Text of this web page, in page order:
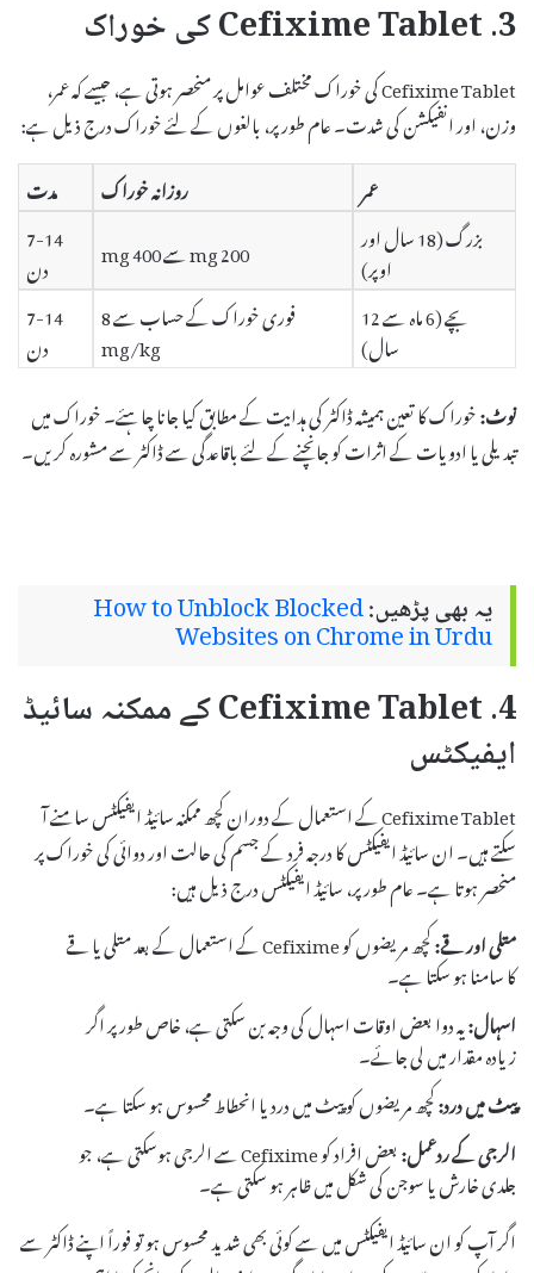
3. Cefixime Tablet کی خوراک
Cefixime Tablet کی خوراک مختلف عوامل پر منحصر ہوتی ہے، جیسے کہ عمر،
وزن، اور انفیکشن کی شدت۔ عام طور پر، بالغوں کے لئے خوراک درج ذیل ہے:
عمر
روزانہ خوراک
مدت
بزرگ (18 سال اور
اوپر) 200 mg سے 400 mg 7-14
دن
بچے (6 ماہ سے 12
سال)
فوری خوراک کے حساب سے 8
mg/kg
7-14
دن
نوٹ:خوراک کا تعین ہمیشہ ڈاکٹر کی ہدایت کے مطابق کیا جانا چاہئے۔ خوراک میں
تبدیلی یا ادویات کے اثرات کو جانچنے کے لئے باقاعدگی سے ڈاکٹر سے مشورہ کریں۔
یہ بھی پڑھیں:How to Unblock Blocked
Websites on Chrome in Urdu
4. Cefixime Tablet کے ممکنہ سائیڈ
ایفیکٹس
Cefixime Tablet کے استعمال کے دوران کچھ ممکنہ سائیڈ ایفیکٹس سامنے آ
سکتے ہیں۔ ان سائیڈ ایفیکٹس کا درجہ فرد کے جسم کی حالت اور دوائی کی خوراک پر
منحصر ہوتا ہے۔ عام طور پر، سائیڈ ایفیکٹس درج ذیل ہیں:
متلی اور قے:
کچھ مریضوں کو Cefixime کے استعمال کے بعد متلی یا قے
کا سامنا ہو سکتا ہے۔
اسہال:یہ دوا بعض اوقات اسہال کی وجہ بن سکتی ہے، خاص طور پر اگر
زیادہ مقدار میں لی جائے۔
پیٹ میں درد:کچھ مریضوں کو پیٹ میں درد یا انحطاط محسوس ہو سکتا ہے۔
الرجی کے ردعمل:
بعض افراد کو Cefixime سے الرجی ہوسکتی ہے، جو
جلدی خارش یا سوجن کی شکل میں ظاہر ہو سکتی ہے۔
اگر آپ کو ان سائیڈ ایفیکٹس میں سے کوئی بھی شدید محسوس ہو تو فوراً اپنے ڈاکٹر سے